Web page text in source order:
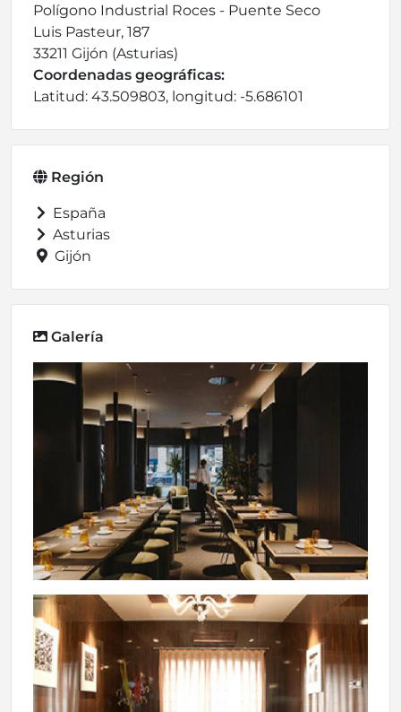
Polígono Industrial Roces - Puente Seco
Luis Pasteur, 187
33211 Gijón (Asturias)
Coordenadas geográficas:
Latitud: 43.509803, longitud: -5.686101
Región
España
Asturias
Gijón
Galería